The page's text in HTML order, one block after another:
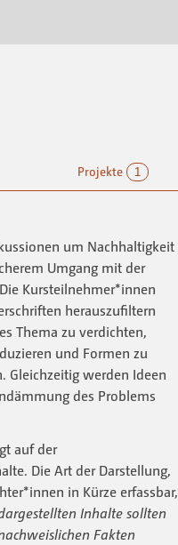
Projekte 1
um Nachhaltigkeit
Umgang mit der
Kursteilnehmer*innen
herauszufiltern
Thema zu verdichten,
und Formen zu
Gleichzeitig werden Ideen
des Problems
auf der
Die Art der Darstellung,
in Kürze erfassbar,
Inhalte sollten
Fakten